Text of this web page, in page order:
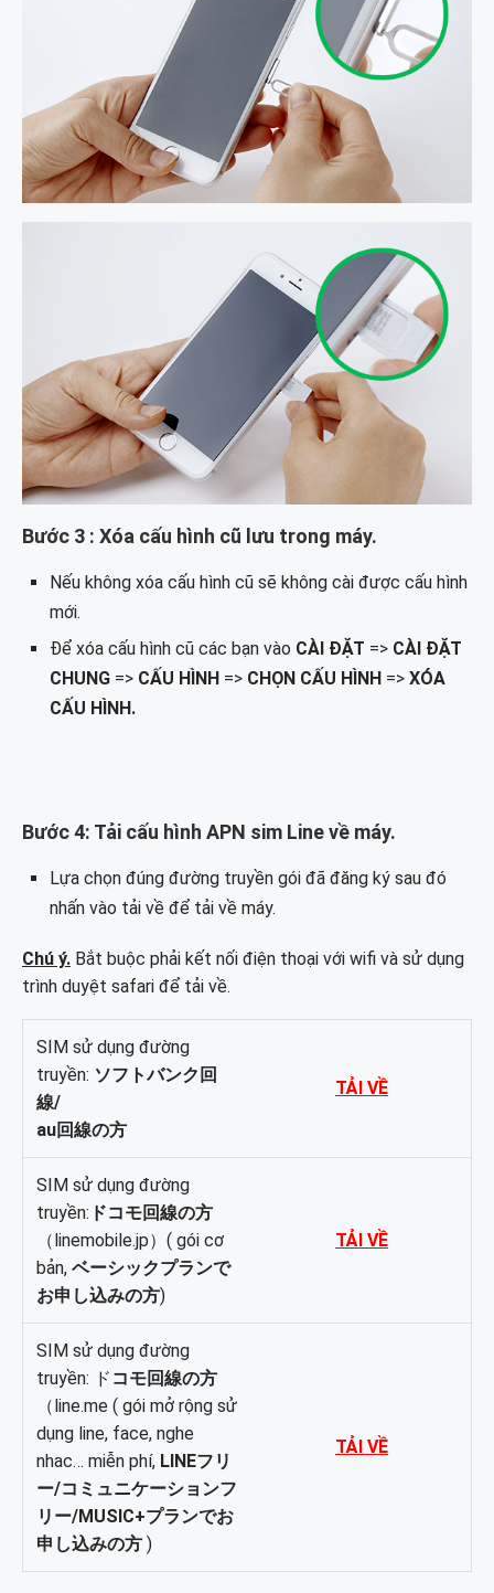
Bước 3 : Xóa cấu hình cũ lưu trong máy.
Nếu không xóa cấu hình cũ sẽ không cài được cấu hình
mới.
Để xóa cấu hình cũ các bạn vào CÀI ĐẶT => CÀI ĐẶT
CHUNG => CẤU HÌNH => CHỌN CẤU HÌNH => XÓA
CẤU HÌNH.
Bước 4: Tải cấu hình APN sim Line về máy.
Lựa chọn đúng đường truyền gói đã đăng ký sau đó
nhấn vào tải về để tải về máy.
Chú ý. Bắt buộc phải kết nối điện thoại với wifi và sử dụng
trình duyệt safari để tải về.
SIM sử dụng đường
truyền: ソフトバンク回
線/
au回線の方
TẢI VỀ
SIM sử dụng đường
truyền: ドコモ回線の方
（linemobile.jp）( gói cơ
bản, ベーシックプランで
お申し込みの方)
TẢI VỀ
SIM sử dụng đường
truyền: ド コモ回線の方
（line.me ( gói mở rộng sử
dụng line, face, nghe
nhac… miễn phí, LINEフリ
ー/コミュニケーションフ
リー/MUSIC+プランでお
申し込みの方 )
TẢI VỀ